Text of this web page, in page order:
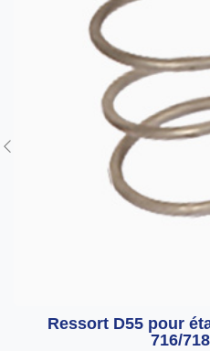
Ressort D55 pour
716/